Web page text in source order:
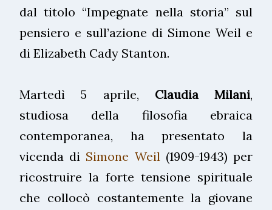
dal titolo “Impegnate nella storia” sul
pensiero e sull’azione di Simone Weil e
di Elizabeth Cady Stanton.
Martedì 5 aprile, Claudia Milani,
studiosa della filosofia ebraica
contemporanea, ha presentato la
vicenda di Simone Weil(1909-1943) per
ricostruire la forte tensione spirituale
che collocò costantemente la giovane